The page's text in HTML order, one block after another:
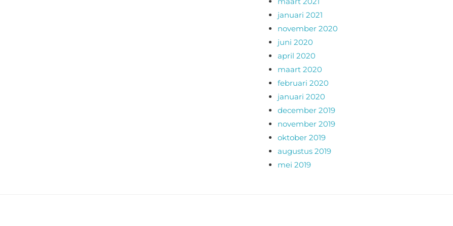
januari 2021
november 2020
juni 2020
april 2020
maart 2020
februari 2020
januari 2020
december 2019
november 2019
oktober 2019
augustus 2019
mei 2019